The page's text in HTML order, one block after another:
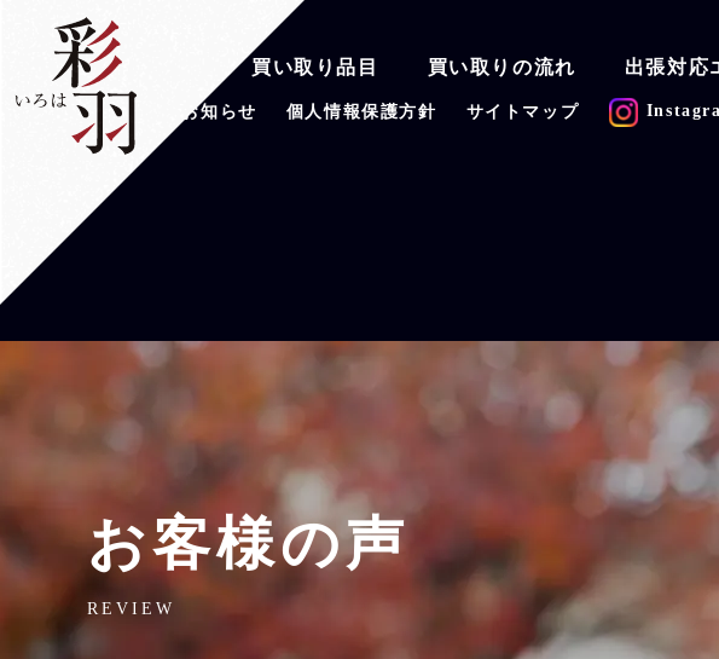
彩羽の魅力 買い取り品目 買い取りの流れ 出張対応
会社案内 お知らせ 個人情報保護方針 サイトマップ
お客様の声
REVIEW